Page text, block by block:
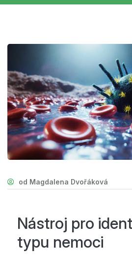
od Magdalena Dvořáková
Nástroj pro
typu nemoci